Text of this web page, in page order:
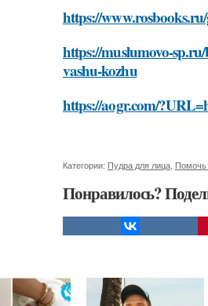
https://
https://muslumovo-
vashu-kozhu
https://aogr.com/
Категории: Пудра для лица Помочь
Понравилось?